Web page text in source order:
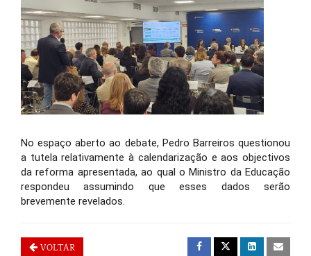
No espaço aberto ao debate, Pedro Barreiros questionou
a tutela relativamente à calendarização e aos objectivos
da reforma apresentada, ao qual o Ministro da Educação
respondeu assumindo que esses dados serão
brevemente revelados.
VOLTAR